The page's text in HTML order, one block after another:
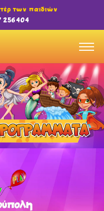
των παιδιών
256404